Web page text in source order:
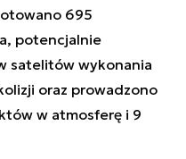
695
potencjalnie
satelitów wykonania
oraz prowadzono
w atmosferę i 9